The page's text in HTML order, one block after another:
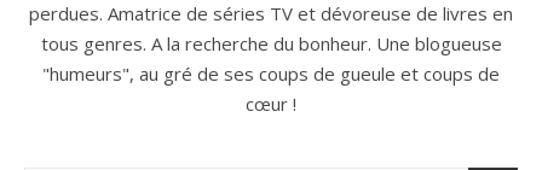
perdues. Amatrice de séries TV et dévoreuse de livres en
tous genres. A la recherche du bonheur. Une blogueuse
"humeurs", au gré de ses coups de gueule et coups de
cœur !